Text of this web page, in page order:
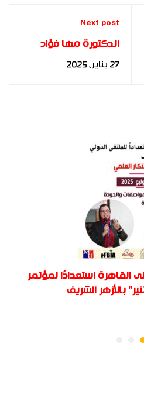
Next post
الدكتورة مها فؤاد
تعود إلى مصر بعد
27 يناير، 2025
القاهرة استعدادًا لمؤتمر
بالأزهر الشريف